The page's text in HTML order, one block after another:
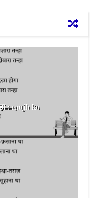
: mujh ko